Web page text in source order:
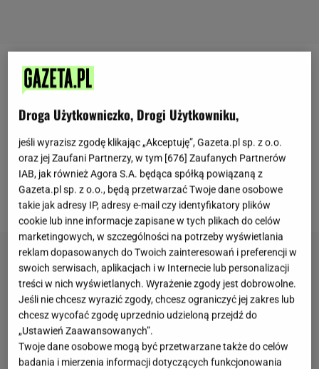
Ewa Chodakowska
temat swojej relacji z teściową. Padło w nim kilka
szczerych słów na temat miłości, przywiązania i
priorytetów. Otwarcie przyznała, że nigdy nie
rywalizowała o miłość Lefterisa z jego matką.
Trenerka bardzo szanuje kobietę i wie, jak wiele
poświęciła w trakcie wychowaniamężczyzny.
Droga Użytkowniczko, Drogi Użytkowniku,
jeśli wyrazisz zgodę klikając „Akceptuję”, Gazeta.pl sp. z o.o.
oraz jej Zaufani Partnerzy, w tym [676] Zaufanych Partnerów
IAB, jak również Agora S.A. będąca spółką powiązaną z
Gazeta.pl sp. z o.o., będą przetwarzać Twoje dane osobowe
takie jak adresy IP, adresy e-mail czy identyfikatory plików
cookie lub inne informacje zapisane w tych plikach do celów
marketingowych, w szczególności na potrzeby wyświetlania
reklam dopasowanych do Twoich zainteresowań i preferencji w
swoich serwisach, aplikacjach i w Internecie lub personalizacji
treści w nich wyświetlanych. Wyrażenie zgody jest dobrowolne.
Jeśli nie chcesz wyrazić zgody, chcesz ograniczyć jej zakres lub
chcesz wycofać zgodę uprzednio udzieloną przejdź do
„Ustawień Zaawansowanych”.
Twoje dane osobowe mogą być przetwarzane także do celów
badania i mierzenia informacji dotyczących funkcjonowania